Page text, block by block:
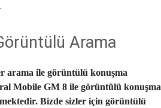
Arama
arama ile görüntülü konuşma
Mobile GM 8 ile görüntülü konuşma
Bizde sizler için görüntülü